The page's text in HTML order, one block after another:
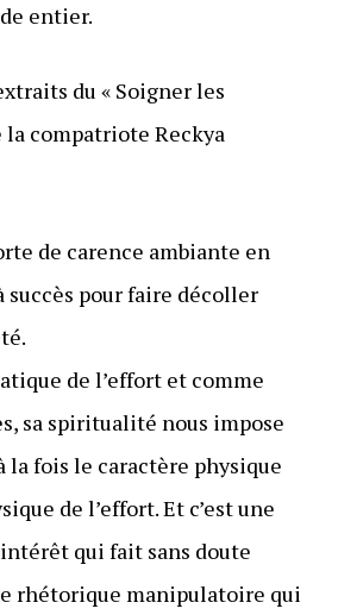
entier.
du « Soigner les
la compatriote Reckya
de carence ambiante en
succès pour faire décoller
de l’effort et comme
sa spiritualité nous impose
la fois le caractère physique
de l’effort. Et c’est une
qui fait sans doute
rhétorique manipulatoire qui